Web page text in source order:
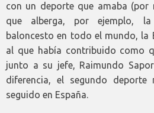
con un deporte que amaba (por
que alberga, por ejemplo,
baloncesto en todo el mundo, la
al que había contribuido como
junto a su jefe, Raimundo
diferencia, el segundo
seguido en España.